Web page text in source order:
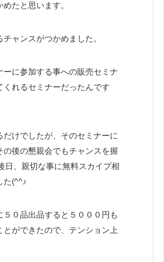
たと思います。
ャンスがつかめました。
に参加する事への販売セミナ
れるセミナーだったんです
けでしたが、そのセミナーに
後の懇親会でもチャンスを握
、親切な事に無料スカイプ相
た(^^♪
０品出品すると５０００円も
ができたので、テンション上